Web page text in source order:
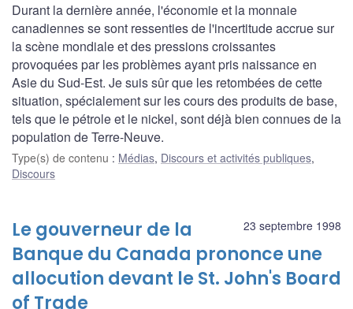
Durant la dernière année, l'économie et la monnaie
canadiennes se sont ressenties de l'incertitude accrue sur
la scène mondiale et des pressions croissantes
provoquées par les problèmes ayant pris naissance en
Asie du Sud-Est. Je suis sûr que les retombées de cette
situation, spécialement sur les cours des produits de base,
tels que le pétrole et le nickel, sont déjà bien connues de la
population de Terre-Neuve.
Type(s) de contenu : Médias, Discours et activités publiques,
Discours
23 septembre 1998
Le gouverneur de la
Banque du Canada prononce une
allocution devant le St. John's Board
of Trade